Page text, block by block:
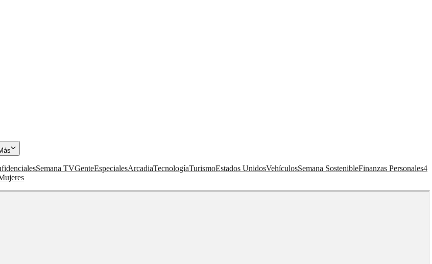
Semana TVGenteEspecialesArcadiaTecnologíaTurismoEstados UnidosVehículosSemana SostenibleFinanzas Personales4